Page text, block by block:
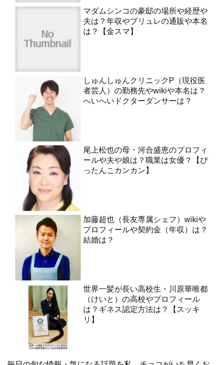
マダムシンコの豪邸の場所や経歴や
夫は？年収やブリュレの通販や本名
は？【金スマ】
しゅんしゅんクリニックP（現役医
者芸人）の勤務先やwikiや本名は？
へいへいドクターダンサーは？
尾上松也の母・河合盛恵のプロフィ
ールや夫や娘は？職業は女優？【ぴ
ったんこカンカン】
加藤超也（長友専属シェフ）wikiや
プロフィールや契約金（年収）は？
結婚は？
世界一髪が長い高校生・川原華唯都
（けいと）の高校やプロフィール
は？ギネス認定方法は？【スッキ
リ】